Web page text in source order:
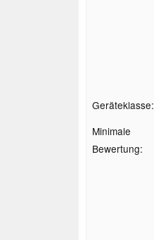
Geräteklasse:
Minimale
Bewertung: